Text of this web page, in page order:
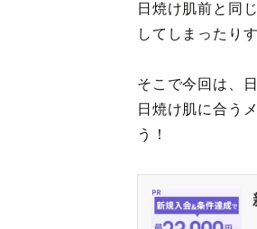
日焼け肌前と同
してしまったり
そこで今回は、
日焼け肌に合う
う！